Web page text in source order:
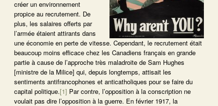
créer un environnement
propice au recrutement. De
plus, les salaires offerts par
l’armée étaient attirants dans
une économie en perte de vitesse. Cependant, le recrutement était
beaucoup moins efficace chez les Canadiens français en grande
partie à cause de l’approche très maladroite de Sam Hughes
[ministre de la Milice] qui, depuis longtemps, attisait les
sentiments antifrancophones et anticatholiques pour se faire du
capital politique.[1] Par contre, l’opposition à la conscription ne
voulait pas dire l’opposition à la guerre. En février 1917, la